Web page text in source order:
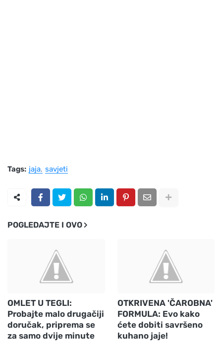
Tags: jaja savjeti
POGLEDAJTE I OVO
OMLET U TEGLI:
Probajte malo drugačiji
doručak, priprema se
za samo dvije minute
OTKRIVENA 'ČAROBNA'
FORMULA: Evo kako
ćete dobiti savršeno
kuhano jaje!